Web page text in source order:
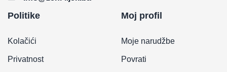
Politike
Kolačići
Privatnost
Moj profil
Moje narudžbe
Povrati